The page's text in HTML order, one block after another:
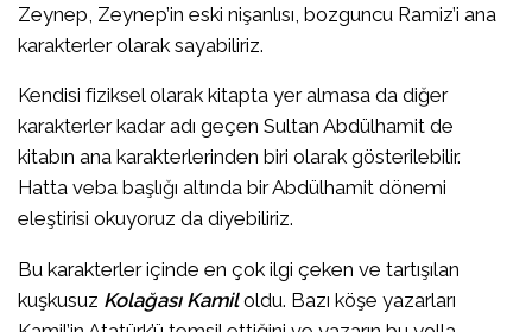
Zeynep, Zeynep’in eski nişanlısı, bozguncu Ramiz’i ana
karakterler olarak sayabiliriz.
Kendisi fiziksel olarak kitapta yer almasa da diğer
karakterler kadar adı geçen Sultan Abdülhamit de
kitabın ana karakterlerinden biri olarak gösterilebilir.
Hatta veba başlığı altında bir Abdülhamit dönemi
eleştirisi okuyoruz da diyebiliriz.
Bu karakterler içinde en çok ilgi çeken ve tartışılan
kuşkusuz Kolağası Kamiloldu. Bazı köşe yazarları